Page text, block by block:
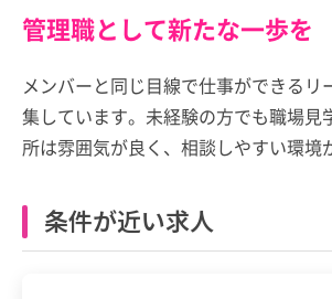
管理職として新たな一歩を
メンバーと同じ目線で仕事ができるリ
集しています。未経験の方でも職場見
所は雰囲気が良く、相談しやすい環境
条件が近い求人